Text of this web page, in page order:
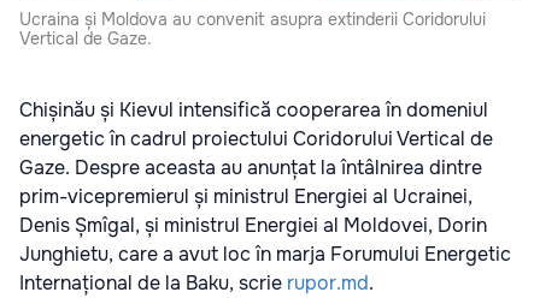
Ucraina și Moldova au convenit asupra extinderii Coridorului
Vertical de Gaze.
Chișinău și Kievul intensifică cooperarea în domeniul
energetic în cadrul proiectului Coridorului Vertical de
Gaze. Despre aceasta au anunțat la întâlnirea dintre
prim-vicepremierul și ministrul Energiei al Ucrainei,
Denis Șmîgal, și ministrul Energiei al Moldovei, Dorin
Junghietu, care a avut loc în marja Forumului Energetic
Internațional de la Baku, scrie rupor.md.